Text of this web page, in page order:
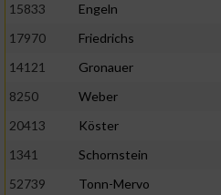
15833
Engeln
17970
Friedrichs
14121
Gronauer
8250
Weber
20413
Köster
1341
Schornstein
52739
Tonn-Mervo